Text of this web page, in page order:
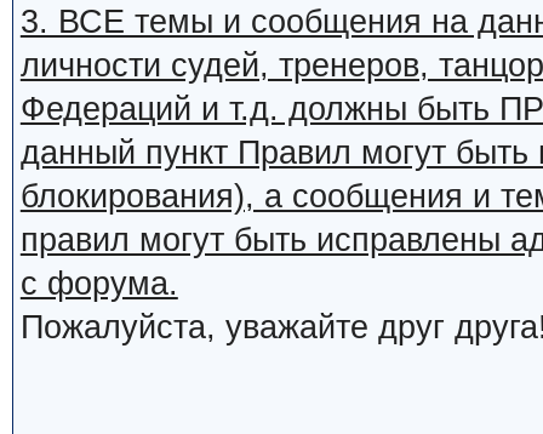
3. ВСЕ темы и сообщения на
личности судей, тренеров,
Федераций и т.д. должны
данный пункт Правил могут
блокирования), а сообщения и
правил могут быть исправлены
с форума.
Пожалуйста, уважайте друг